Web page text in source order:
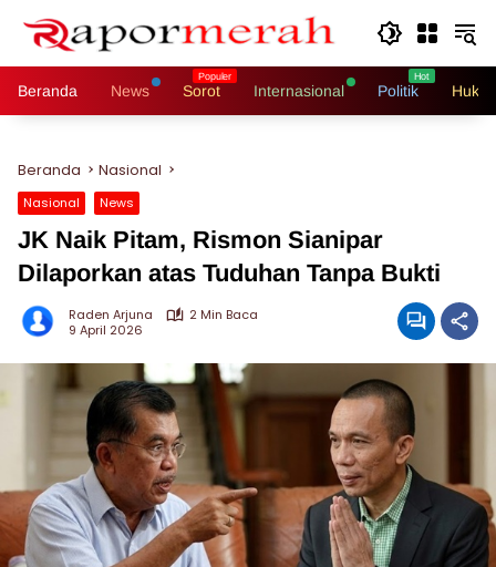
Beranda News Sorot Internasional Politik
Beranda Nasional
Nasional News
JK Naik Pitam, Rismon Sianipar
Dilaporkan atas Tuduhan Tanpa Bukti
Raden Arjuna
2 Min Baca
9 April 2026